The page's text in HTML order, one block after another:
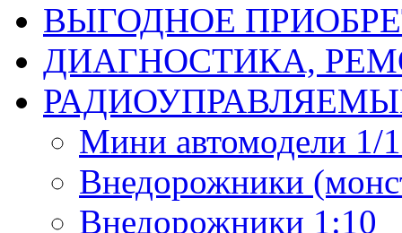
ВЫГОДНОЕ
ДИАГНОСТИКА,
Мини автомодели 1/
Внедорожники
Внедорожники 1:10